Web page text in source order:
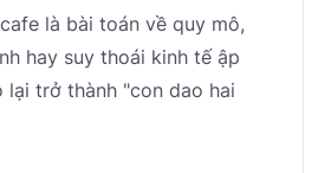
là bài toán về quy mô,
hay suy thoái kinh tế ập
lại trở thành "con dao hai